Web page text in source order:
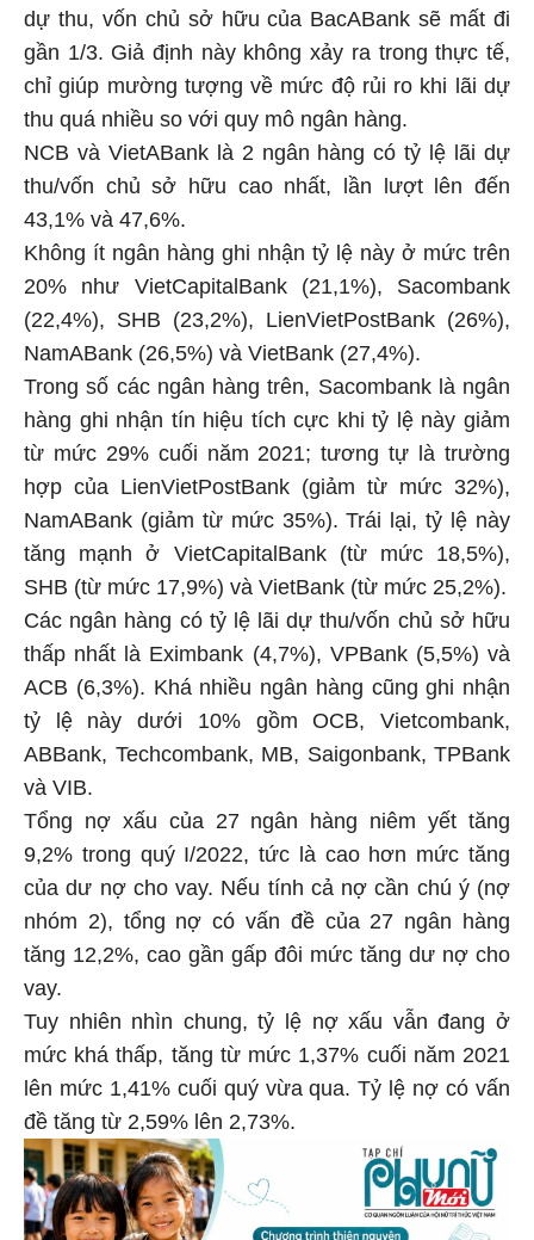
dự thu, vốn chủ sở hữu của BacABank sẽ mất đi
gần 1/3. Giả định này không xảy ra trong thực tế,
chỉ giúp mường tượng về mức độ rủi ro khi lãi dự
thu quá nhiều so với quy mô ngân hàng.
NCB và VietABank là 2 ngân hàng có tỷ lệ lãi dự
thu/vốn chủ sở hữu cao nhất, lần lượt lên đến
43,1% và 47,6%.
Không ít ngân hàng ghi nhận tỷ lệ này ở mức trên
20% như VietCapitalBank (21,1%), Sacombank
(22,4%), SHB (23,2%), LienVietPostBank (26%),
NamABank (26,5%) và VietBank (27,4%).
Trong số các ngân hàng trên, Sacombank là ngân
hàng ghi nhận tín hiệu tích cực khi tỷ lệ này giảm
từ mức 29% cuối năm 2021; tương tự là trường
hợp của LienVietPostBank (giảm từ mức 32%),
NamABank (giảm từ mức 35%). Trái lại, tỷ lệ này
tăng mạnh ở VietCapitalBank (từ mức 18,5%),
SHB (từ mức 17,9%) và VietBank (từ mức 25,2%).
Các ngân hàng có tỷ lệ lãi dự thu/vốn chủ sở hữu
thấp nhất là Eximbank (4,7%), VPBank (5,5%) và
ACB (6,3%). Khá nhiều ngân hàng cũng ghi nhận
tỷ lệ này dưới 10% gồm OCB, Vietcombank,
ABBank, Techcombank, MB, Saigonbank, TPBank
và VIB.
Tổng nợ xấu của 27 ngân hàng niêm yết tăng
9,2% trong quý I/2022, tức là cao hơn mức tăng
của dư nợ cho vay. Nếu tính cả nợ cần chú ý (nợ
nhóm 2), tổng nợ có vấn đề của 27 ngân hàng
tăng 12,2%, cao gần gấp đôi mức tăng dư nợ cho
vay.
Tuy nhiên nhìn chung, tỷ lệ nợ xấu vẫn đang ở
mức khá thấp, tăng từ mức 1,37% cuối năm 2021
lên mức 1,41% cuối quý vừa qua. Tỷ lệ nợ có vấn
đề tăng từ 2,59% lên 2,73%.